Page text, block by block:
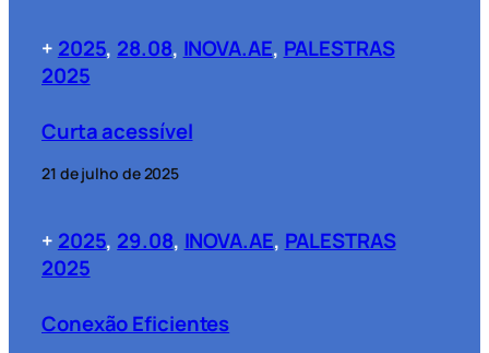
+ 2025, 28.08, INOVA.AE, PALESTRAS
2025
Curta acessível
21 de julho de 2025
+ 2025, 29.08, INOVA.AE, PALESTRAS
2025
Conexão Eficientes